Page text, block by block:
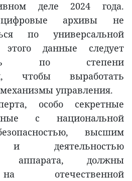
деле 2024 года.
архивы не
по универсальной
данные следует
по степени
чтобы выработать
управления.
особо секретные
с национальной
высшим
и деятельностью
аппарата, должны
отечественной